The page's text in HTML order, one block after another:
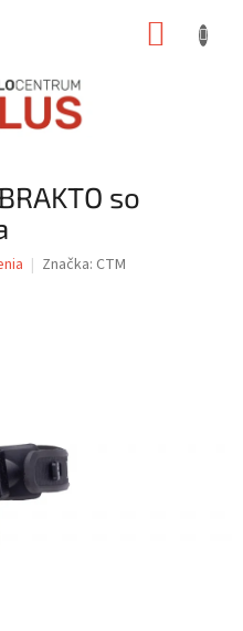
so
Značka: CTM